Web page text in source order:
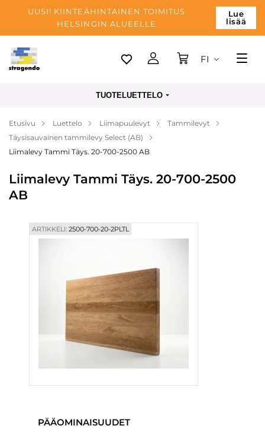
UUSI! KIINTEÄHINTAINEN TOIMITUS
HELSINGIN ALUEELLE
Lue
lisää
Tallinn
Maksu
Yrityksen
Blogi
Yhteystiedot
FI
TUOTELUETTELO
Etusivu Luettelo Liimapuulevyt
Tammilevyt
Täysisauvainen tammilevy Select (AB)
Liimalevy Tammi Täys. 20-700-2500 AB
Liimalevy Tammi Täys. 20-700-2500
AB
ARTIKKELI:2500-700-20-2PLTL
PÄÄOMINAISUUDET